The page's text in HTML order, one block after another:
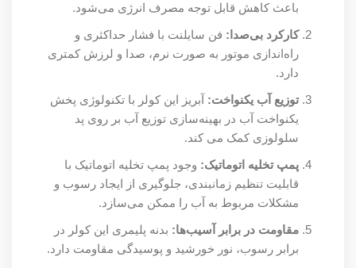
باعث کاهش قابل توجه مصرف انرژی می‌شود.
کارکرد بی‌صدا: فن سایلنت با فشار حداکثری و
راه‌اندازی موتور به صورت نرم، صدا و لرزش کمتری
دارد.
توزیع آب یکنواخت: آبریز این کولر با تکنولوژی پخش
یکنواخت آب در بهینه‌سازی توزیع آب بر روی پد
سلولوزی کمک می کند.
پمپ تخلیه اتوماتیک: وجود پمپ تخلیه اتوماتیک با
قابلیت تنظیم زمانبندی، جلوگیری از ایجاد رسوب و
مشکلات مربوط به آب را ممکن می‌سازد.
مقاومت در برابر آسیب‌ها: بدنه پلیمری این کولر در
برابر رسوب، نور خورشید و پوسیدگی مقاومت دارد.